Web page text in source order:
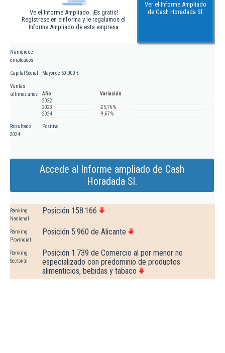
Ve el Informe Ampliado. ¡Es gratis!
Regístrese en eInforma y le regalamos el
Informe Ampliado de esta empresa
Ver el Informe Ampliado
de Cash Horadada Sl.
Número de
empleados
Capital Social Mayor de 60.000 €
Ventas
últimos años
Año
Variación
2022
2023
-25,76 %
2024
-9,67 %
Resultado
2024
Positivo
Accede al Informe ampliado de Cash
Horadada Sl.
Ranking
Nacional
Posición 158.166
Ranking
Provincial
Posición 5.960 de Alicante
Ranking
Sectorial
Posición 1.739 de Comercio al por menor no
especializado con predominio de productos
alimenticios, bebidas y tabaco